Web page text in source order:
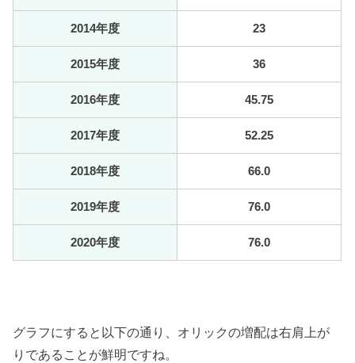
2014年度 23
2015年度 36
2016年度 45.75
2017年度 52.25
2018年度 66.0
2019年度 76.0
2020年度 76.0
グラフにすると以下の通り、オリックの増配は右肩上が
りであることが鮮明ですね。